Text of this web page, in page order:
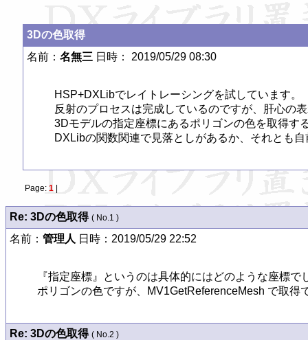
3Dの色取得
名前： 名無三 日時： 2019/05/29 08:30
HSP+DXLibでレイトレーシングを試しています。
反射のプロセスは完成しているのですが、肝心の
3Dモデルの指定座標にあるポリゴンの色を取得
DXLibの関数関連で見落としがあるか、それとも
Page: 1|
Re: 3Dの色取得 ( No.1 )
名前： 管理人 日時：2019/05/29 22:52
『指定座標』というのは具体的にはどのような座標
ポリゴンの色ですが、MV1GetReferenceMesh で取
Re: 3Dの色取得 ( No.2 )